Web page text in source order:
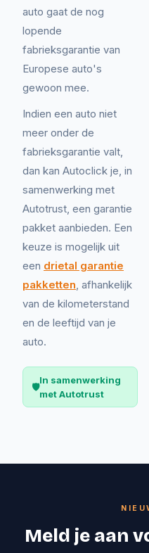
auto gaat de nog
lopende
fabrieksgarantie van
Europese auto's
gewoon mee.
Indien een auto niet
meer onder de
fabrieksgarantie valt,
dan kan Autoclick je, in
samenwerking met
Autotrust, een garantie
pakket aanbieden. Een
keuze is mogelijk uit
een drietal garantie
pakketten, afhankelijk
van de kilometerstand
en de leeftijd van je
auto.
🛡️
In samenwerking
met Autotrust
Meld je aan